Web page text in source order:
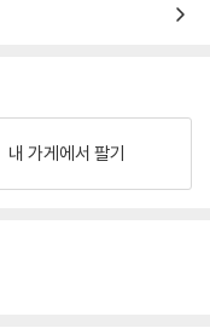
내 가게에서 팔기